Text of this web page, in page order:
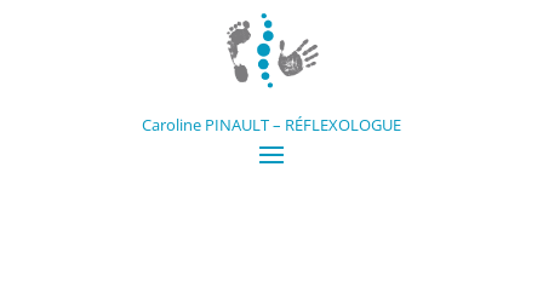
Caroline PINAULT – RÉFLEXOLOGUE